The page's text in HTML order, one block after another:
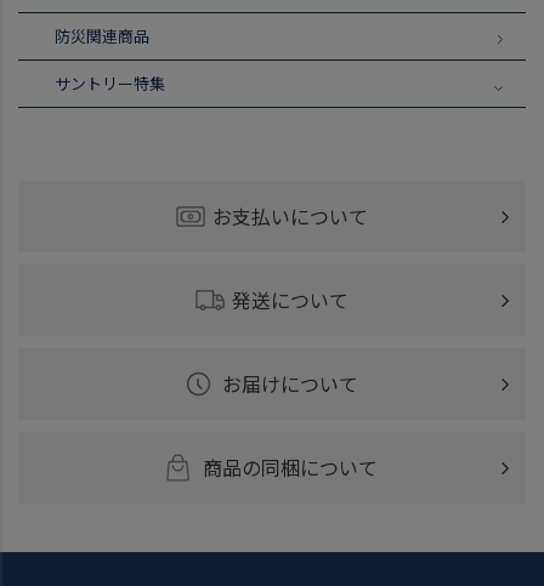
防災関連商品
サントリー特集
お支払いについて
発送について
お届けについて
商品の同梱について